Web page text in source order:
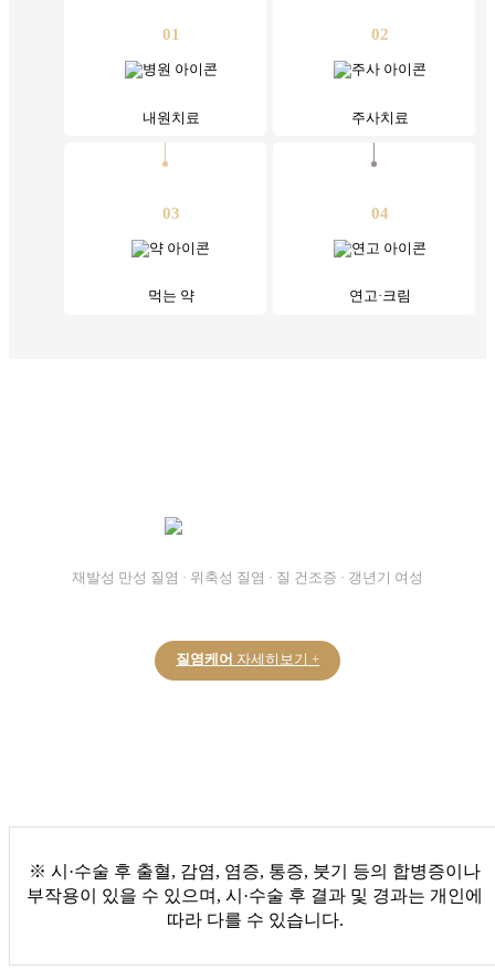
01
내원치료
02
주사치료
03
먹는 약
04
연고·크림
재발성 만성 질염 · 위축성 질염 · 질 건조증 · 갱년기 여성
질염케어 자세히보기 +
※ 시·수술 후 출혈, 감염, 염증, 통증, 붓기 등의 합병증이나
부작용이 있을 수 있으며, 시·수술 후 결과 및 경과는 개인에
따라 다를 수 있습니다.